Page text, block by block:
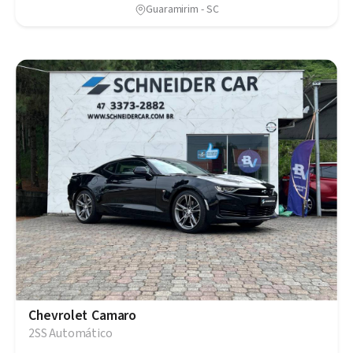
Guaramirim - SC
Chevrolet Camaro
2SS Automático